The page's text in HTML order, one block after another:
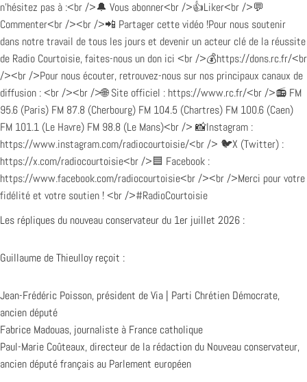
Les répliques du nouveau conservateur du 1er juillet 2026 :
Guillaume de Thieulloy reçoit :
Jean-Frédéric Poisson, président de Via | Parti Chrétien Démocrate,
ancien député
Fabrice Madouas, journaliste à France catholique
Paul-Marie Coûteaux, directeur de la rédaction du Nouveau conservateur,
ancien député français au Parlement européen